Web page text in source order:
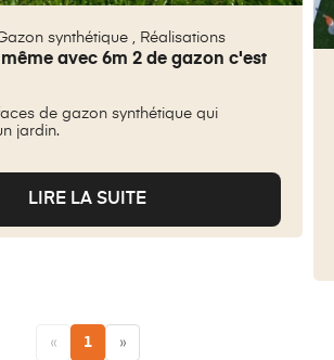
synthétique Réalisations
avec 6m 2 de gazon c'est
de gazon synthétique qui
jardin.
LIRE LA SUITE
« 1 »